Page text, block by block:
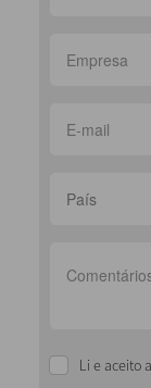
País
Li e aceito